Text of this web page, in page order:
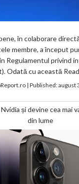
în colaborare
membre, a început
Regulamentul privind
Odată cu această
| Published:august
și devine cea mai
din lume